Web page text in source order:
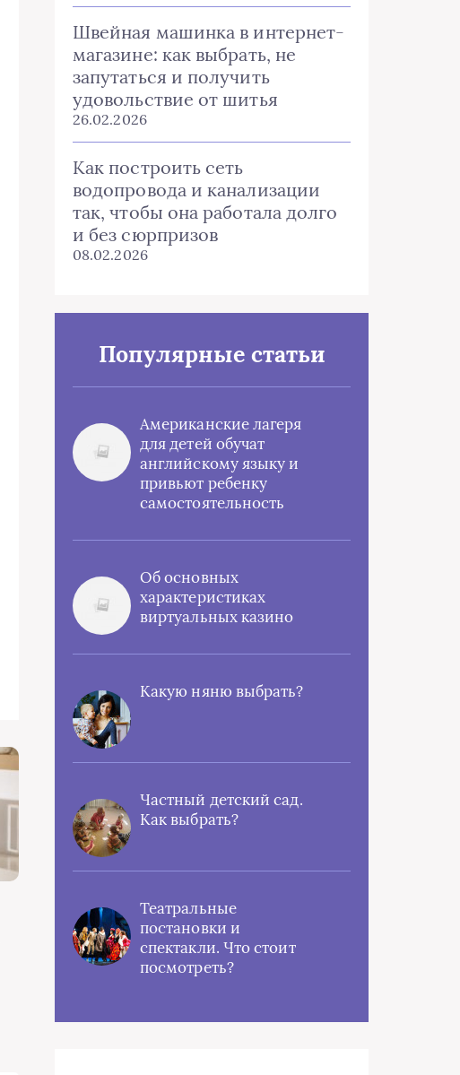
Швейная машинка в интернет-
магазине: как выбрать, не
запутаться и получить
удовольствие от шитья
26.02.2026
Как построить сеть
водопровода и канализации
так, чтобы она работала долго
и без сюрпризов
08.02.2026
Популярные статьи
Американские лагеря
для детей обучат
английскому языку и
привьют ребенку
самостоятельность
Об основных
характеристиках
виртуальных казино
Какую няню выбрать?
Частный детский сад.
Как выбрать?
Театральные
постановки и
спектакли. Что стоит
посмотреть?